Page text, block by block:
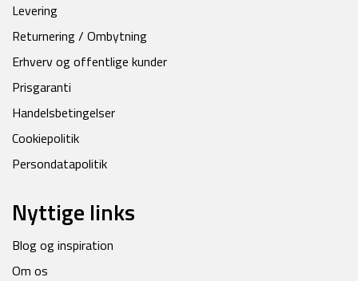
Levering
Returnering / Ombytning
Erhverv og offentlige kunder
Prisgaranti
Handelsbetingelser
Cookiepolitik
Persondatapolitik
Nyttige links
Blog og inspiration
Om os